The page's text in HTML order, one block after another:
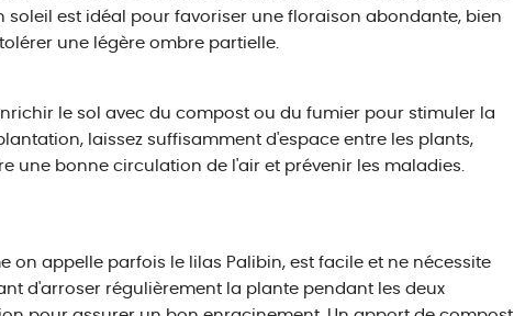
soleil est idéal pour favoriser une floraison abondante, bien
une légère ombre partielle.
le sol avec du compost ou du fumier pour stimuler la
laissez suffisamment d'espace entre les plants,
une bonne circulation de l'air et prévenir les maladies.
on appelle parfois le lilas Palibin, est facile et ne nécessite
d'arroser régulièrement la plante pendant les deux